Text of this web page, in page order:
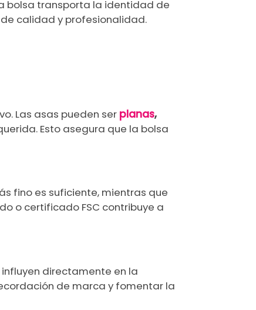
bolsa transporta la identidad de
calidad y profesionalidad.
Las asas pueden ser planas,
Esto asegura que la bolsa
fino es suficiente, mientras que
o certificado FSC contribuye a
directamente en la
de marca y fomentar la